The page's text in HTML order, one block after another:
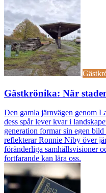
Gästkrönika: När
Den gamla järnvägen genom
dess spår lever kvar i
generation formar sin egen
reflekterar Ronnie Niby över
föränderliga samhällsvisioner
fortfarande kan lära oss.